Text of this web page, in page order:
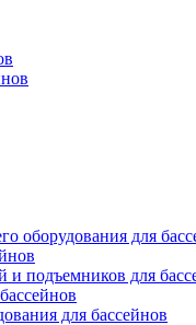
оборудования для
и подъемников для
для бассейнов